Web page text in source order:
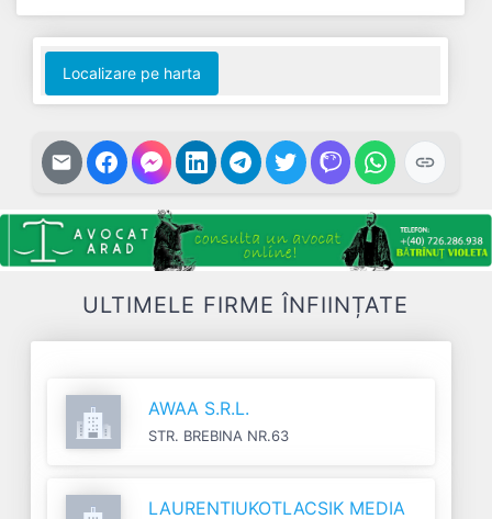
End of interactive chart.
Localizare pe harta
ULTIMELE FIRME ÎNFIINȚATE
AWAA S.R.L.
STR. BREBINA NR.63
LAURENTIUKOTLACSIK MEDIA